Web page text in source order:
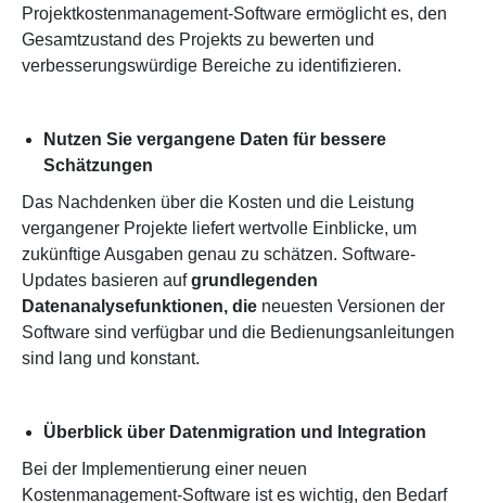
Projektkostenmanagement-Software ermöglicht es, den
Gesamtzustand des Projekts zu bewerten und
verbesserungswürdige Bereiche zu identifizieren.
Nutzen Sie vergangene Daten für bessere
Schätzungen
Das Nachdenken über die Kosten und die Leistung
vergangener Projekte liefert wertvolle Einblicke, um
zukünftige Ausgaben genau zu schätzen. Software-
Updates basieren aufgrundlegenden
Datenanalysefunktionen, die neuesten Versionen der
Software sind verfügbar und die Bedienungsanleitungen
sind lang und konstant.
Überblick über Datenmigration und Integration
Bei der Implementierung einer neuen
Kostenmanagement-Software ist es wichtig, den Bedarf